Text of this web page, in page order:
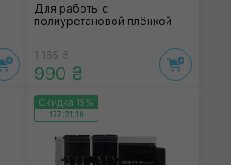
Для работы с
полиуретановой плёнкой
1 165 ₴
990 ₴
Скидка 15%
177:21:18